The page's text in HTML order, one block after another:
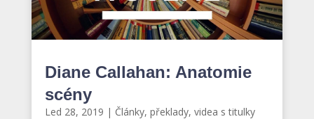
Diane Callahan: Anatomie
scény
Led 28, 2019 | Články, překlady, videa s titulky